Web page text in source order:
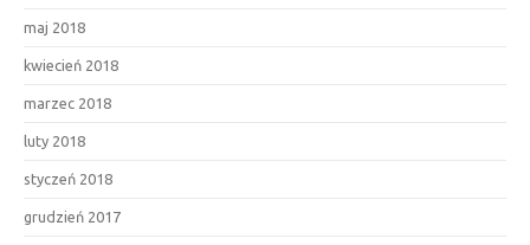
maj 2018
kwiecień 2018
marzec 2018
luty 2018
styczeń 2018
grudzień 2017